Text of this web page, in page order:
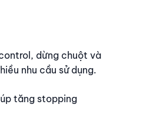
dừng chuột và
nhu cầu sử dụng.
tăng stopping